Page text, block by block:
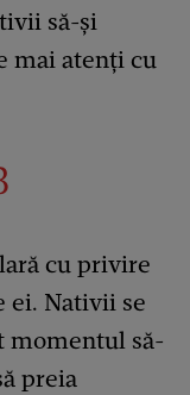
să-și
mai atenți cu
cu privire
ei. Nativii se
momentul să-
preia